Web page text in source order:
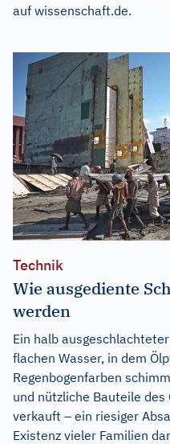
auf wissenschaft.de.
Technik
Wie ausgediente
werden
Ein halb
flachen Wasser, in dem
Regenbogenfarben
und nützliche Bauteile
verkauft – ein riesiger
Existenz vieler Familien